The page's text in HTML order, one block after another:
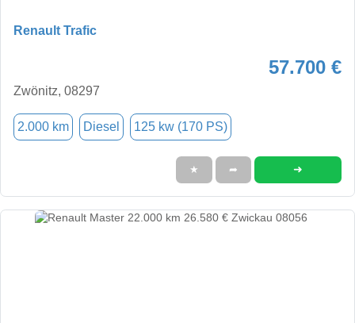
Renault Trafic
57.700 €
Zwönitz, 08297
2.000 km Diesel 125 kw (170 PS)
★ ➦ ➜